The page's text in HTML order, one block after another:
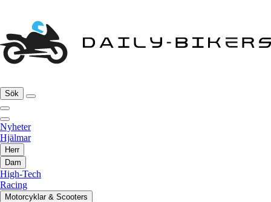
Sök
Nyheter
Hjälmar
Herr
Dam
High-Tech
Racing
Motorcyklar & Scooters